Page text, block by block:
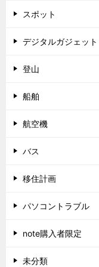
スポット
デジタルガジェット
登山
船舶
航空機
バス
移住計画
パソコントラブル
note購入者限定
未分類